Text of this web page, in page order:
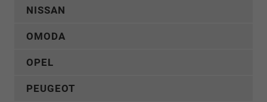
NISSAN
OMODA
OPEL
PEUGEOT